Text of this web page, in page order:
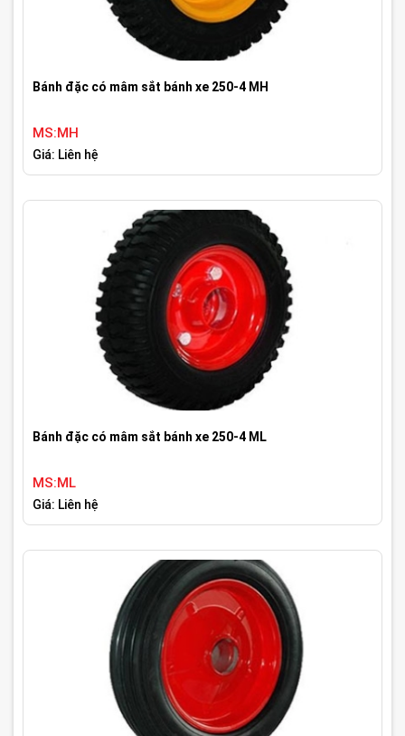
Bánh đặc có mâm sắt bánh xe 250-4 MH
MS:MH
Giá: Liên hệ
Bánh đặc có mâm sắt bánh xe 250-4 ML
MS:ML
Giá: Liên hệ